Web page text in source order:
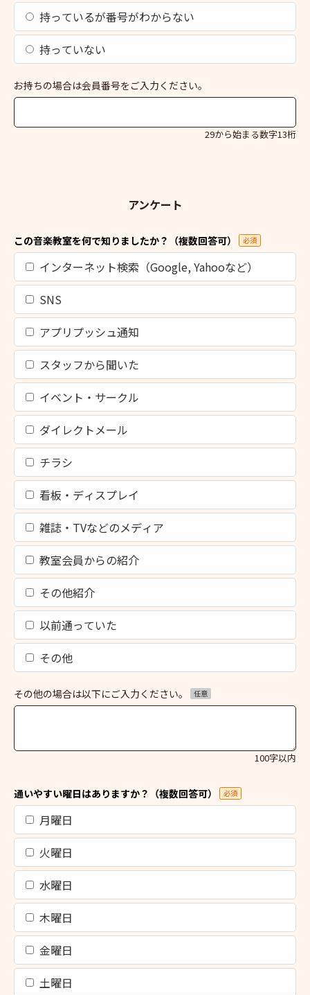
持っているが番号がわからない
持っていない
お持ちの場合は会員番号をご入力ください。
29から始まる数字13桁
アンケート
この音楽教室を何で知りましたか？（複数回答可） 必須
インターネット検索（Google, Yahooなど）
SNS
アプリプッシュ通知
スタッフから聞いた
イベント・サークル
ダイレクトメール
チラシ
看板・ディスプレイ
雑誌・TVなどのメディア
教室会員からの紹介
その他紹介
以前通っていた
その他
その他の場合は以下にご入力ください。 任意
100字以内
通いやすい曜日はありますか？（複数回答可） 必須
月曜日
火曜日
水曜日
木曜日
金曜日
土曜日